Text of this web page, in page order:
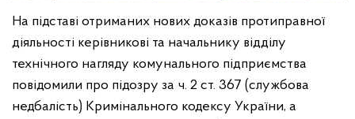
На підставі отриманих нових доказів протиправної
діяльності керівникові та начальнику відділу
технічного нагляду комунального підприємства
повідомили про підозру за ч. 2 ст. 367 (службова
недбалість) Кримінального кодексу України, а